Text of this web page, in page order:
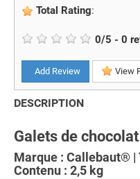
Total Rating:
0/5 - 0
Add Review View
DESCRIPTION
Galets de
Marque : Callebaut® |
Contenu : 2,5 kg